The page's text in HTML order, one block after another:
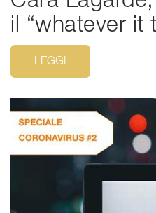
il “whatever it
LEGGI